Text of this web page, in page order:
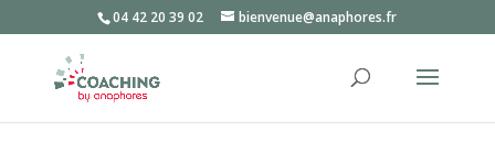
04 42 20 39 02 bienvenue@anaphores.fr